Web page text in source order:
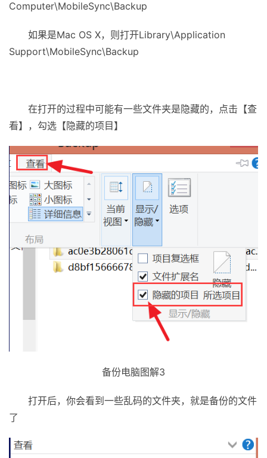
Computer\MobileSync\Backup
如果是Mac OS X，则打开Library\Application
Support\MobileSync\Backup
在打开的过程中可能有一些文件夹是隐藏的，点击【查
看】，勾选【隐藏的项目】
备份电脑图解3
打开后，你会看到一些乱码的文件夹，就是备份的文件
了